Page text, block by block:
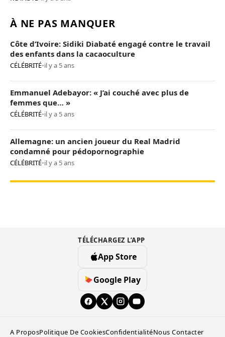
À NE PAS MANQUER
Côte d’Ivoire: Sidiki Diabaté engagé contre le travail
des enfants dans la cacaoculture
CÉLÉBRITÉ•il y a 5 ans
Emmanuel Adebayor: « J’ai couché avec plus de
femmes que… »
CÉLÉBRITÉ•il y a 5 ans
Allemagne: un ancien joueur du Real Madrid
condamné pour pédopornographie
CÉLÉBRITÉ•il y a 5 ans
TÉLÉCHARGEZ L’APP
App Store
Google Play
A ProposPolitique De CookiesConfidentialitéNous Contacter